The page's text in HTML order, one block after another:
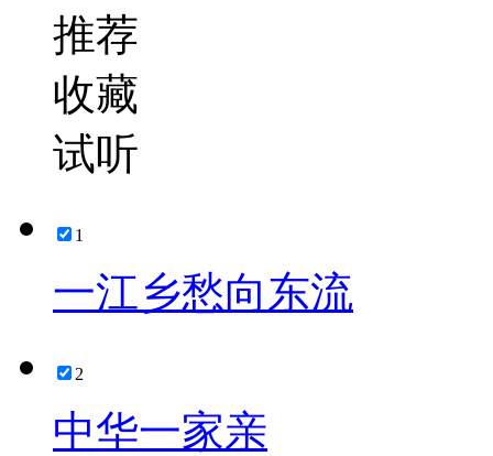
推荐
收藏
试听
1
一江乡愁向东流
2
中华一家亲